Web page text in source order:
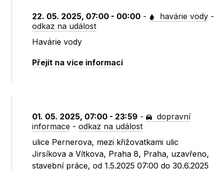
22. 05. 2025, 07:00 - 00:00 - havárie vody -
odkaz na událost
Havárie vody
Přejít na více informací
01. 05. 2025, 07:00 - 23:59 -
dopravní
informace -odkaz na událost
ulice Pernerova, mezi křižovatkami ulic
Jirsíkova a Vítkova, Praha 8, Praha, uzavřeno,
stavební práce, od 1.5.2025 07:00 do 30.6.2025